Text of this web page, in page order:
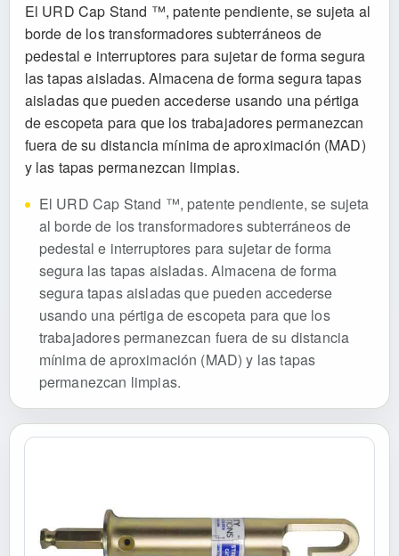
El URD Cap Stand ™, patente pendiente, se sujeta al
borde de los transformadores subterráneos de
pedestal e interruptores para sujetar de forma segura
las tapas aisladas. Almacena de forma segura tapas
aisladas que pueden accederse usando una pértiga
de escopeta para que los trabajadores permanezcan
fuera de su distancia mínima de aproximación (MAD)
y las tapas permanezcan limpias.
El URD Cap Stand ™, patente pendiente, se sujeta
al borde de los transformadores subterráneos de
pedestal e interruptores para sujetar de forma
segura las tapas aisladas. Almacena de forma
segura tapas aisladas que pueden accederse
usando una pértiga de escopeta para que los
trabajadores permanezcan fuera de su distancia
mínima de aproximación (MAD) y las tapas
permanezcan limpias.